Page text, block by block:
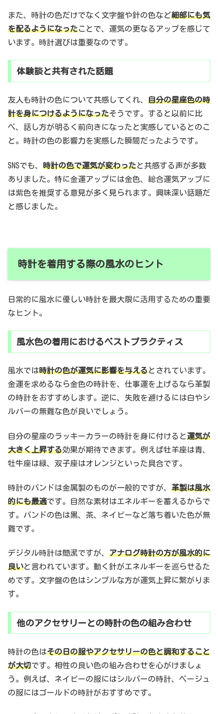
また、時計の色だけでなく文字盤や針の色など細部にも気
を配るようになったことで、運気の更なるアップを感じて
います。時計選びは重要なのです。
体験談と共有された話題
友人も時計の色について共感してくれ、 自分の星座色の時
計を身につけるようになったそうです。すると以前に比
べ、話し方が明るく前向きになったと実感しているとのこ
と。時計の色の影響力を実感した瞬間だったようです。
SNSでも、 時計の色で運気が変わったと共感する声が多数
ありました。特に金運アップには金色、総合運気アップに
は紫色を推奨する意見が多く見られます。興味深い話題だ
と感じました。
時計を着用する際の風水のヒント
日常的に風水に優しい時計を最大限に活用するための重要
なヒント。
風水色の着用におけるベストプラクティス
風水では時計の色が運気に影響を与えるとされています。
金運を求めるなら金色の時計を、仕事運を上げるなら革製
の時計をおすすめします。逆に、失敗を避けるには白やシ
ルバーの無難な色が良いでしょう。
自分の星座のラッキーカラーの時計を身に付けると運気が
大きく上昇する効果が期待できます。例えば牡羊座は青、
牡牛座は緑、双子座はオレンジといった具合です。
時計のバンドは金属製のものが一般的ですが、 革製は風水
的にも最適です。自然な素材はエネルギーを蓄えるからで
す。バンドの色は黒、茶、ネイビーなど落ち着いた色が無
難です。
デジタル時計は簡潔ですが、 アナログ時計の方が風水的に
良いと言われています。動く針がエネルギーを巡らせるた
めです。文字盤の色はシンプルな方が運気上昇に繋がりま
す。
他のアクセサリーとの時計の色の組み合わせ
時計の色はその日の服やアクセサリーの色と調和すること
が大切です。相性の良い色の組み合わせを心がけましょ
う。例えば、ネイビーの服にはシルバーの時計、ベージュ
の服にはゴールドの時計がおすすめです。